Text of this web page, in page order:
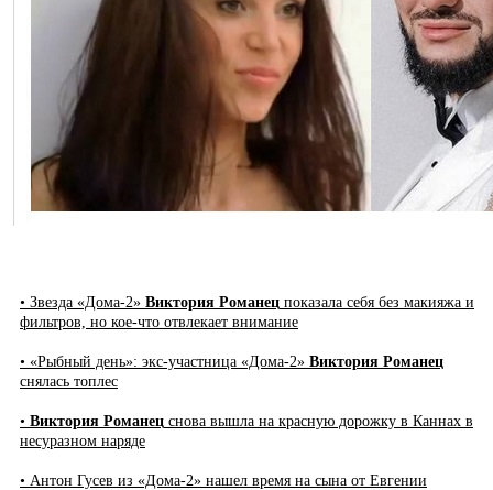
• Звезда «Дома-2» Виктория Романец показала себя без макияжа и
фильтров, но кое-что отвлекает внимание
• «Рыбный день»: экс-участница «Дома-2» Виктория Романец
снялась топлес
• Виктория Романец снова вышла на красную дорожку в Каннах в
несуразном наряде
• Антон Гусев из «Дома-2» нашел время на сына от Евгении